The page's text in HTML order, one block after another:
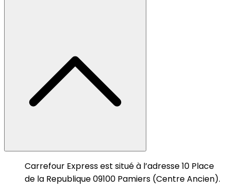
Carrefour Express est situé à l’adresse 10 Place
de la Republique 09100 Pamiers (Centre Ancien).